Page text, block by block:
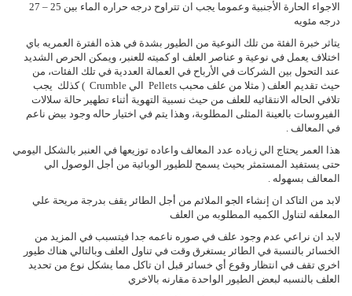
الاجواء الحارة الأجنبية وعموما يجب ان تتراوح درجه حراره الماء بين 25 – 27
درجه مئويه
يتاثر خبرة الفئة من تلك النوعية من الطيور بشدة في هذه الفترة العمريه باي
اختلاف يعمل في نوعية و عناصر العلف او كميته للعنبر، ويمكن الحرص الشديد
عند التحول بين الشركات في الأرباح في العمالة العددية في تلك الفئات، من
حيث تقديم العلف ( مثلا من علف محبب Pellets الي Crumble ) كذلك يجب
تلافي الحاله الانتقائيه للعلف من حيث نسبية التهوية أثناء تطهير حالة سلالات
الفيروسات بالعينة المثلى المطلوبة، وهذا يتم في اختيار حاله وجود بيض ناعم
في المعالف .
هذا العمر يحتاج الي زياده عدد المعالف واعاده توزيعها في العنبر بالشكل اليومي
حتى يستفيد المستمثر بحيث يسمح للطيور الوبائية من أجل الوصول الي
المعالف بسهوله .
لابد من التاكد ان إنشاء الجو الملائم من أجل الطائر يقف بدرجة مريحة علي
المعلفه لتناول الكميه المطلوبه من العلف
لابد ان نراعي عدم وجود علف في صوره ناعمه جدا فيتسبب في المزيد من
الخسائر بالنسبة في الطائر يستغرق وقت في تناول العلف وبالتالي هناك طيور
اخري تقف في انتظار وقوع أي خسائر قبل ان تاكل مما يشكل نوع من تحديد
العلف بالنسبه لبعض الطيور الواحدة مقارنه بالاخري